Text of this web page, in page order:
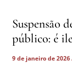
Suspensão
público: é
9 de janeiro de 2026